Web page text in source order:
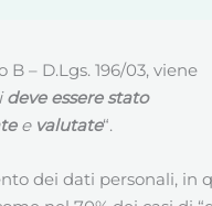
– D.Lgs. 196/03, viene
deve essere stato
e valutate“.
dei dati personali, in